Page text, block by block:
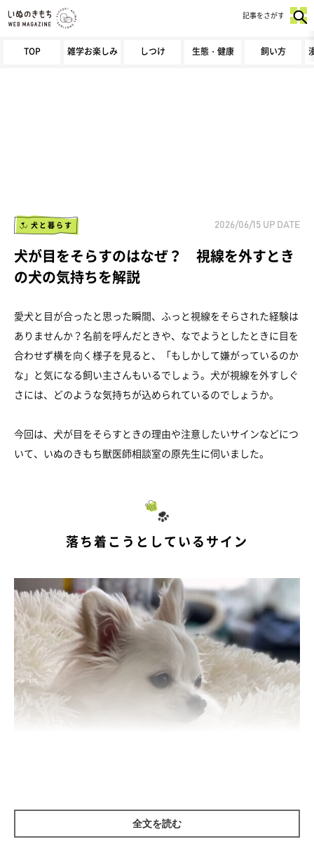
TOP 雑学お楽しみ しつけ 生態・健康 飼い方
記事をさがす
犬と暮らす 2026/06/15 UP DATE
犬が目をそらすのはなぜ？ 視線を外すとき
の犬の気持ちを解説
愛犬と目が合ったと思った瞬間、ふっと視線をそらされた経験は
ありませんか？名前を呼んだときや、なでようとしたときに目を
合わせず横を向く様子を見ると、「もしかして嫌がっているのか
な」と気になる飼い主さんもいるでしょう。犬が視線を外すしぐ
さには、どのような気持ちが込められているのでしょうか。
今回は、犬が目をそらすときの理由や注意したいサインなどにつ
いて、いぬのきもち獣医師相談室の原先生に伺いました。
落ち着こうとしているサイン
全文を読む